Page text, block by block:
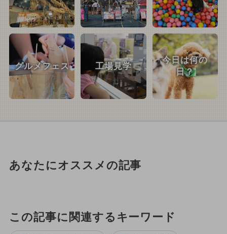
グルメフェス 工場見学
今日は何の
日？
あなたにオススメの記事
この記事に関連するキーワード